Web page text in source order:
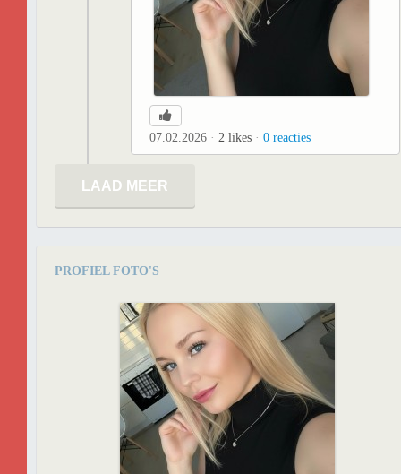
07.02.2026 2 likes 0 reacties
LAAD MEER
PROFIEL FOTO'S